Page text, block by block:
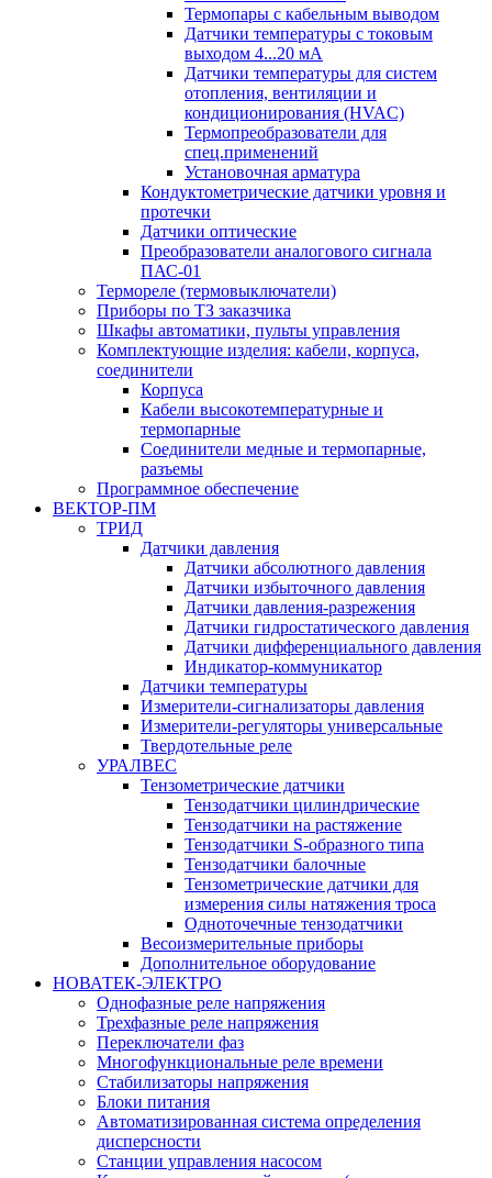
Термопары с кабельным выводом
Датчики температуры с токовым
выходом 4...20 мА
Датчики температуры для систем
отопления, вентиляции и
кондиционирования (HVAC)
Термопреобразователи для
спец.применений
Установочная арматура
Кондуктометрические датчики уровня и
протечки
Датчики оптические
Преобразователи аналогового сигнала
ПАС-01
Термореле (термовыключатели)
Приборы по ТЗ заказчика
Шкафы автоматики, пульты управления
Комплектующие изделия: кабели, корпуса,
соединители
Корпуса
Кабели высокотемпературные и
термопарные
Соединители медные и термопарные,
разъемы
Программное обеспечение
ВЕКТОР-ПМ
ТРИД
Датчики давления
Датчики абсолютного давления
Датчики избыточного давления
Датчики давления-разрежения
Датчики гидростатического давления
Датчики дифференциального давления
Индикатор-коммуникатор
Датчики температуры
Измерители-сигнализаторы давления
Измерители-регуляторы универсальные
Твердотельные реле
УРАЛВЕС
Тензометрические датчики
Тензодатчики цилиндрические
Тензодатчики на растяжение
Тензодатчики S-образного типа
Тензодатчики балочные
Тензометрические датчики для
измерения силы натяжения троса
Одноточечные тензодатчики
Весоизмерительные приборы
Дополнительное оборудование
НОВАТЕК-ЭЛЕКТРО
Однофазные реле напряжения
Трехфазные реле напряжения
Переключатели фаз
Многофункциональные реле времени
Стабилизаторы напряжения
Блоки питания
Автоматизированная система определения
дисперсности
Станции управления насосом